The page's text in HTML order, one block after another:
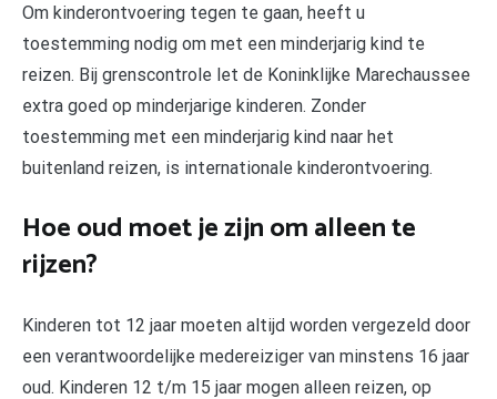
Om kinderontvoering tegen te gaan, heeft u
toestemming nodig om met een minderjarig kind te
reizen. Bij grenscontrole let de Koninklijke Marechaussee
extra goed op minderjarige kinderen. Zonder
toestemming met een minderjarig kind naar het
buitenland reizen, is internationale kinderontvoering.
Hoe oud moet je zijn om alleen te
rijzen?
Kinderen tot 12 jaar moeten altijd worden vergezeld door
een verantwoordelijke medereiziger van minstens 16 jaar
oud. Kinderen 12 t/m 15 jaar mogen alleen reizen, op